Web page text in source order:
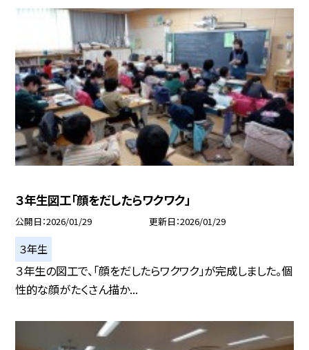
３年生図工「顔をだしたらワクワク」
公開日 2026/01/29 更新日 2026/01/29
３年生
３年生の図工で、「顔をだしたらワクワク」が完成しました。個
性的な顔がたくさん描か...